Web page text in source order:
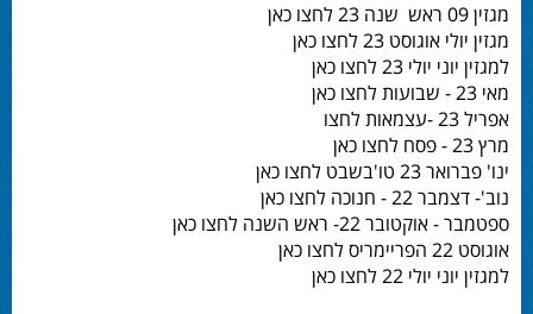
מגזין 09 ראש שנה 23 לחצו כאן
מגזין יולי אוגוסט 23 לחצו כאן
למגזין יוני יולי 23 לחצו כאן
מאי 23 - שבועות לחצו כאן
אפריל 23 -עצמאות לחצו
מרץ 23 - פסח לחצו כאן
ינו' פברואר 23 טו'בשבט לחצו כאן
נוב'- דצמבר 22 - חנוכה לחצו כאן
ספטמבר - אוקטובר 22- ראש השנה לחצו כאן
אוגוסט 22 הפריימריס לחצו כאן
למגזין יוני יולי 22 לחצו כאן